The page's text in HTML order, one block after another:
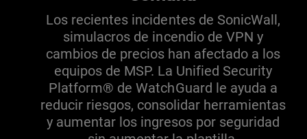
Los recientes incidentes de SonicWall,
simulacros de incendio de VPN y
cambios de precios han afectado a los
equipos de MSP. La Unified Security
Platform® de WatchGuard le ayuda a
reducir riesgos, consolidar herramientas
y aumentar los ingresos por seguridad